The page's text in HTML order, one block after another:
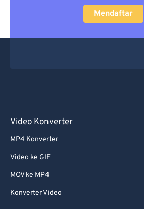
Mendaftar
Video Konverter
MP4 Konverter
Video ke GIF
MOV ke MP4
Konverter Video